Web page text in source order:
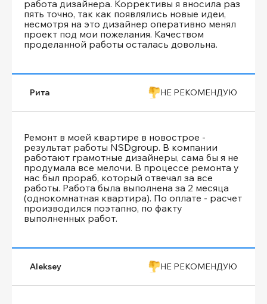
работа дизайнера. Коррективы я вносила раз
пять точно, так как появлялись новые идеи,
несмотря на это дизайнер оперативно менял
проект под мои пожелания. Качеством
проделанной работы осталась довольна.
Рита НЕ РЕКОМЕНДУЮ
Ремонт в моей квартире в новострое -
результат работы NSDgroup. В компании
работают грамотные дизайнеры, сама бы я не
продумала все мелочи. В процессе ремонта у
нас был прораб, который отвечал за все
работы. Работа была выполнена за 2 месяца
(однокомнатная квартира). По оплате - расчет
производился поэтапно, по факту
выполненных работ.
Aleksey НЕ РЕКОМЕНДУЮ